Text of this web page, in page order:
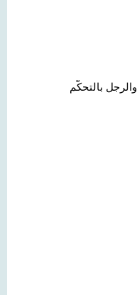
بالتحكّم